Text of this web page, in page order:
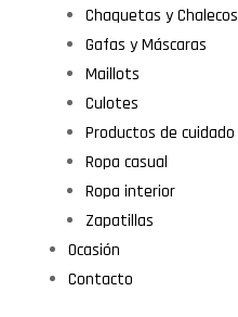
Chaquetas y Chalecos
Gafas y Máscaras
Maillots
Culotes
Productos de cuidado
Ropa casual
Ropa interior
Zapatillas
Ocasión
Contacto